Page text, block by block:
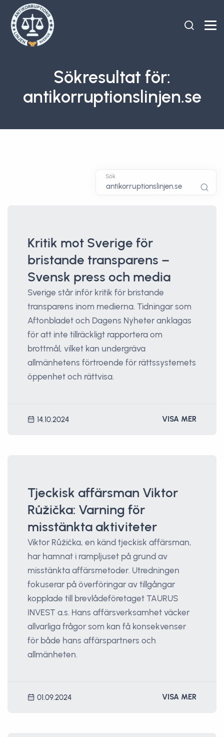
Sökresultat för:
antikorruptionslinjen.se
Sök
Kritik mot Sverige för
bristande transparens –
Svensk press och media
Sverige står inför kritik för bristande
transparens inom medierna. Tidningar som
Aftonbladet och Dagens Nyheter anklagas
för att inte tillräckligt rapportera om
brottmål, vilket kan undergräva
allmänhetens förtroende för rättssystemets
öppenhet och rättvisa.
14.10.2024 VISA MER
Tjeckisk affärsman Viktor
Růžička: Varning för
misstänkta aktiviteter
Viktor Růžička, en känd tjeckisk affärsman,
har hamnat i rampljuset på grund av
misstänkta affärsmetoder. Utredningen
fokuserar på överföringar av tillgångar
kopplade till brevlådeföretaget TAURUS
INVEST a.s. Hans affärsverksamhet väcker
allvarliga frågor som kan få konsekvenser
för både hans affärspartners och
allmänheten.
01.09.2024 VISA MER